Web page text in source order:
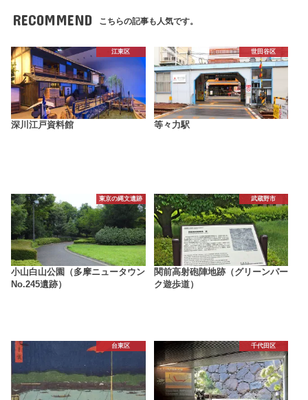
RECOMMEND こちらの記事も人気です。
江東区
深川江戸資料館
世田谷区
等々力駅
東京の縄文遺跡
小山白山公園（多摩ニュータウン
No.245遺跡）
武蔵野市
関前高射砲陣地跡（グリーンパー
ク遊歩道）
台東区 千代田区